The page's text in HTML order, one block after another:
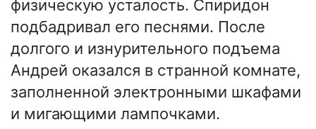
физическую усталость. Спиридон
подбадривал его песнями. После
долгого и изнурительного подъема
Андрей оказался в странной комнате,
заполненной электронными шкафами
и мигающими лампочками.